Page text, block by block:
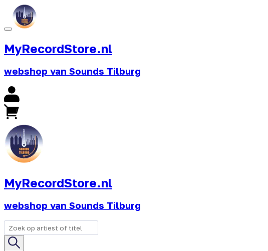
MyRecordStore.nl
webshop van Sounds Tilburg
MyRecordStore.nl
webshop van Sounds Tilburg